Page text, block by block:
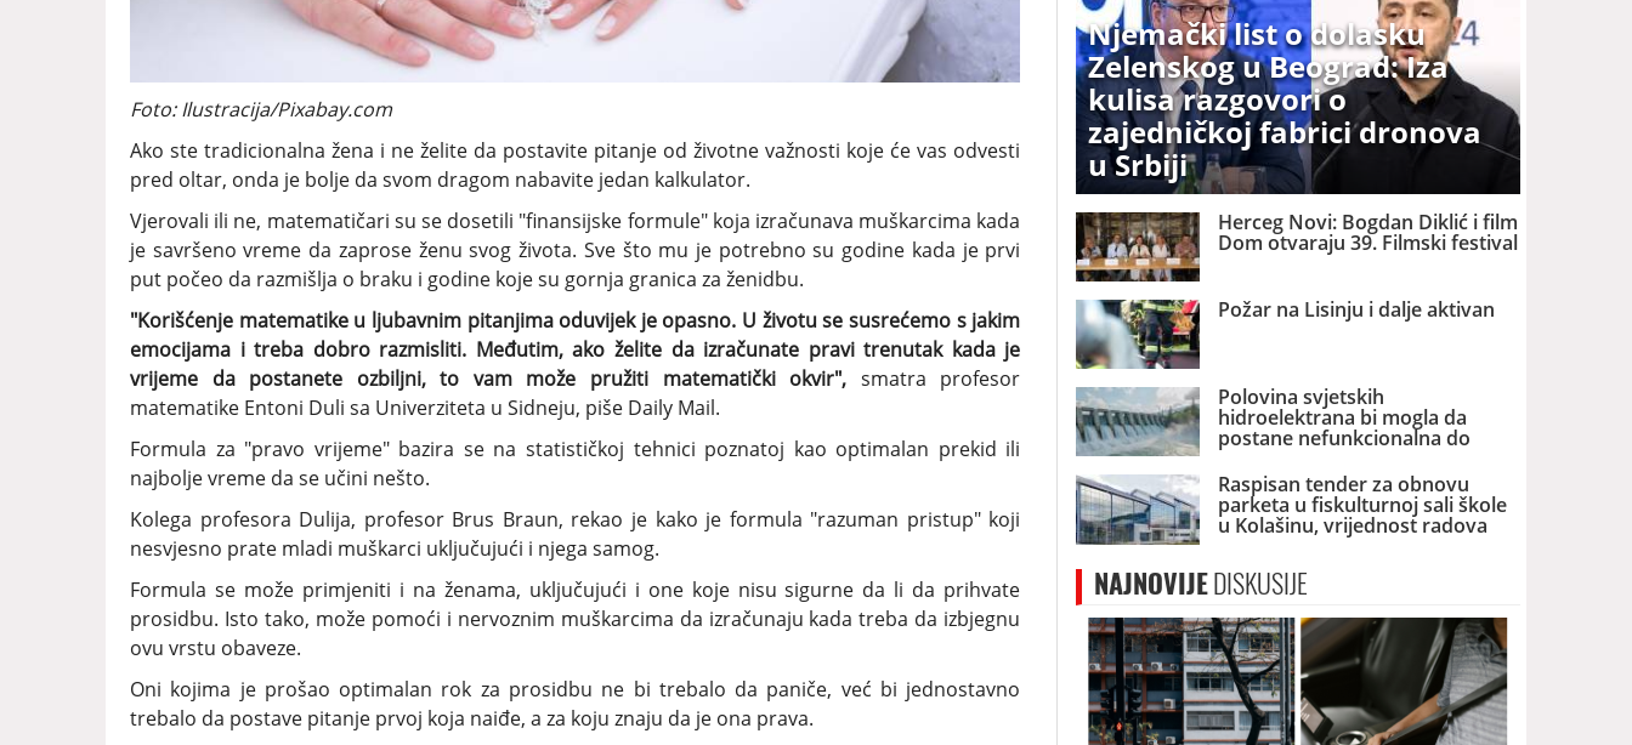
Foto: Ilustracija/Pixabay.com
Ako ste tradicionalna žena i ne želite da postavite pitanje od životne važnosti koje će vas odvesti
pred oltar, onda je bolje da svom dragom nabavite jedan kalkulator.
Vjerovali ili ne, matematičari su se dosetili "finansijske formule" koja izračunava muškarcima kada
je savršeno vreme da zaprose ženu svog života. Sve što mu je potrebno su godine kada je prvi
put počeo da razmišlja o braku i godine koje su gornja granica za ženidbu.
"Korišćenje matematike u ljubavnim pitanjima oduvijek je opasno. U životu se susrećemo s jakim
emocijama i treba dobro razmisliti. Međutim, ako želite da izračunate pravi trenutak kada je
vrijeme da postanete ozbiljni, to vam može pružiti matematički okvir", smatra profesor
matematike Entoni Duli sa Univerziteta u Sidneju, piše Daily Mail.
Formula za "pravo vrijeme" bazira se na statističkoj tehnici poznatoj kao optimalan prekid ili
najbolje vreme da se učini nešto.
Kolega profesora Dulija, profesor Brus Braun, rekao je kako je formula "razuman pristup" koji
nesvjesno prate mladi muškarci uključujući i njega samog.
Formula se može primjeniti i na ženama, uključujući i one koje nisu sigurne da li da prihvate
prosidbu. Isto tako, može pomoći i nervoznim muškarcima da izračunaju kada treba da izbjegnu
ovu vrstu obaveze.
Oni kojima je prošao optimalan rok za prosidbu ne bi trebalo da paniče, već bi jednostavno
trebalo da postave pitanje prvoj koja naiđe, a za koju znaju da je ona prava.
Njemački list o dolasku
Zelenskog u Beograd: Iza
kulisa razgovori o
zajedničkoj fabrici dronova
u Srbiji
Herceg Novi: Bogdan Diklić i film
Dom otvaraju 39. Filmski festival
Požar na Lisinju i dalje aktivan
Polovina svjetskih
hidroelektrana bi mogla da
postane nefunkcionalna do
2060. godine
Raspisan tender za obnovu
parketa u fiskulturnoj sali škole
u Kolašinu, vrijednost radova
skoro 40.000 eura
NAJNOVIJEDISKUSIJE